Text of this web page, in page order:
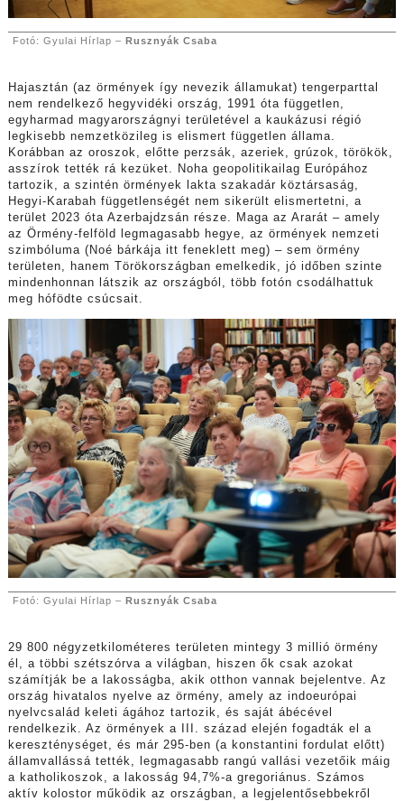
Fotó: Gyulai Hírlap – Rusznyák Csaba
Hajasztán (az örmények így nevezik államukat) tengerparttal
nem rendelkező hegyvidéki ország, 1991 óta független,
egyharmad magyarországnyi területével a kaukázusi régió
legkisebb nemzetközileg is elismert független állama.
Korábban az oroszok, előtte perzsák, azeriek, grúzok, törökök,
asszírok tették rá kezüket. Noha geopolitikailag Európához
tartozik, a szintén örmények lakta szakadár köztársaság,
Hegyi-Karabah függetlenségét nem sikerült elismertetni, a
terület 2023 óta Azerbajdzsán része. Maga az Ararát – amely
az Örmény-felföld legmagasabb hegye, az örmények nemzeti
szimbóluma (Noé bárkája itt feneklett meg) – sem örmény
területen, hanem Törökországban emelkedik, jó időben szinte
mindenhonnan látszik az országból, több fotón csodálhattuk
meg hófödte csúcsait.
Fotó: Gyulai Hírlap – Rusznyák Csaba
29 800 négyzetkilométeres területen mintegy 3 millió örmény
él, a többi szétszórva a világban, hiszen ők csak azokat
számítják be a lakosságba, akik otthon vannak bejelentve. Az
ország hivatalos nyelve az örmény, amely az indoeurópai
nyelvcsalád keleti ágához tartozik, és saját ábécével
rendelkezik. Az örmények a III. század elején fogadták el a
kereszténységet, és már 295-ben (a konstantini fordulat előtt)
államvallássá tették, legmagasabb rangú vallási vezetőik máig
a katholikoszok, a lakosság 94,7%-a gregoriánus. Számos
aktív kolostor működik az országban, a legjelentősebbekről